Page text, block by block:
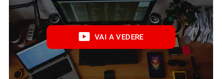
VAI A VEDERE